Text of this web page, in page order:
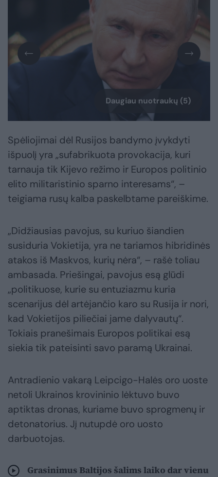
Daugiau nuotraukų (5)
Spėliojimai dėl Rusijos bandymo įvykdyti
išpuolį yra „sufabrikuota provokacija, kuri
tarnauja tik Kijevo režimo ir Europos politinio
elito militaristinio sparno interesams“, –
teigiama rusų kalba paskelbtame pareiškime.
„Didžiausias pavojus, su kuriuo šiandien
susiduria Vokietija, yra ne tariamos hibridinės
atakos iš Maskvos, kurių nėra“, – rašė toliau
ambasada. Priešingai, pavojus esą glūdi
„politikuose, kurie su entuziazmu kuria
scenarijus dėl artėjančio karo su Rusija ir nori,
kad Vokietijos piliečiai jame dalyvautų“.
Tokiais pranešimais Europos politikai esą
siekia tik pateisinti savo paramą Ukrainai.
Antradienio vakarą Leipcigo-Halės oro uoste
netoli Ukrainos krovininio lėktuvo buvo
aptiktas dronas, kuriame buvo sprogmenų ir
detonatorius. Jį nutupdė oro uosto
darbuotojas.
Grasinimus Baltijos šalims laiko dar vienu